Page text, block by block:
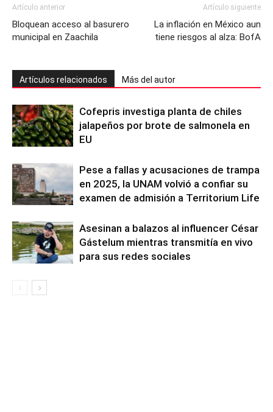
Artículo anterior
Bloquean acceso al basurero
municipal en Zaachila
Artículo siguiente
La inflación en México aun
tiene riesgos al alza: BofA
Artículos relacionados Más del autor
Cofepris investiga planta de chiles
jalapeños por brote de salmonela en
EU
Pese a fallas y acusaciones de trampa
en 2025, la UNAM volvió a confiar su
examen de admisión a Territorium Life
Asesinan a balazos al influencer César
Gástelum mientras transmitía en vivo
para sus redes sociales